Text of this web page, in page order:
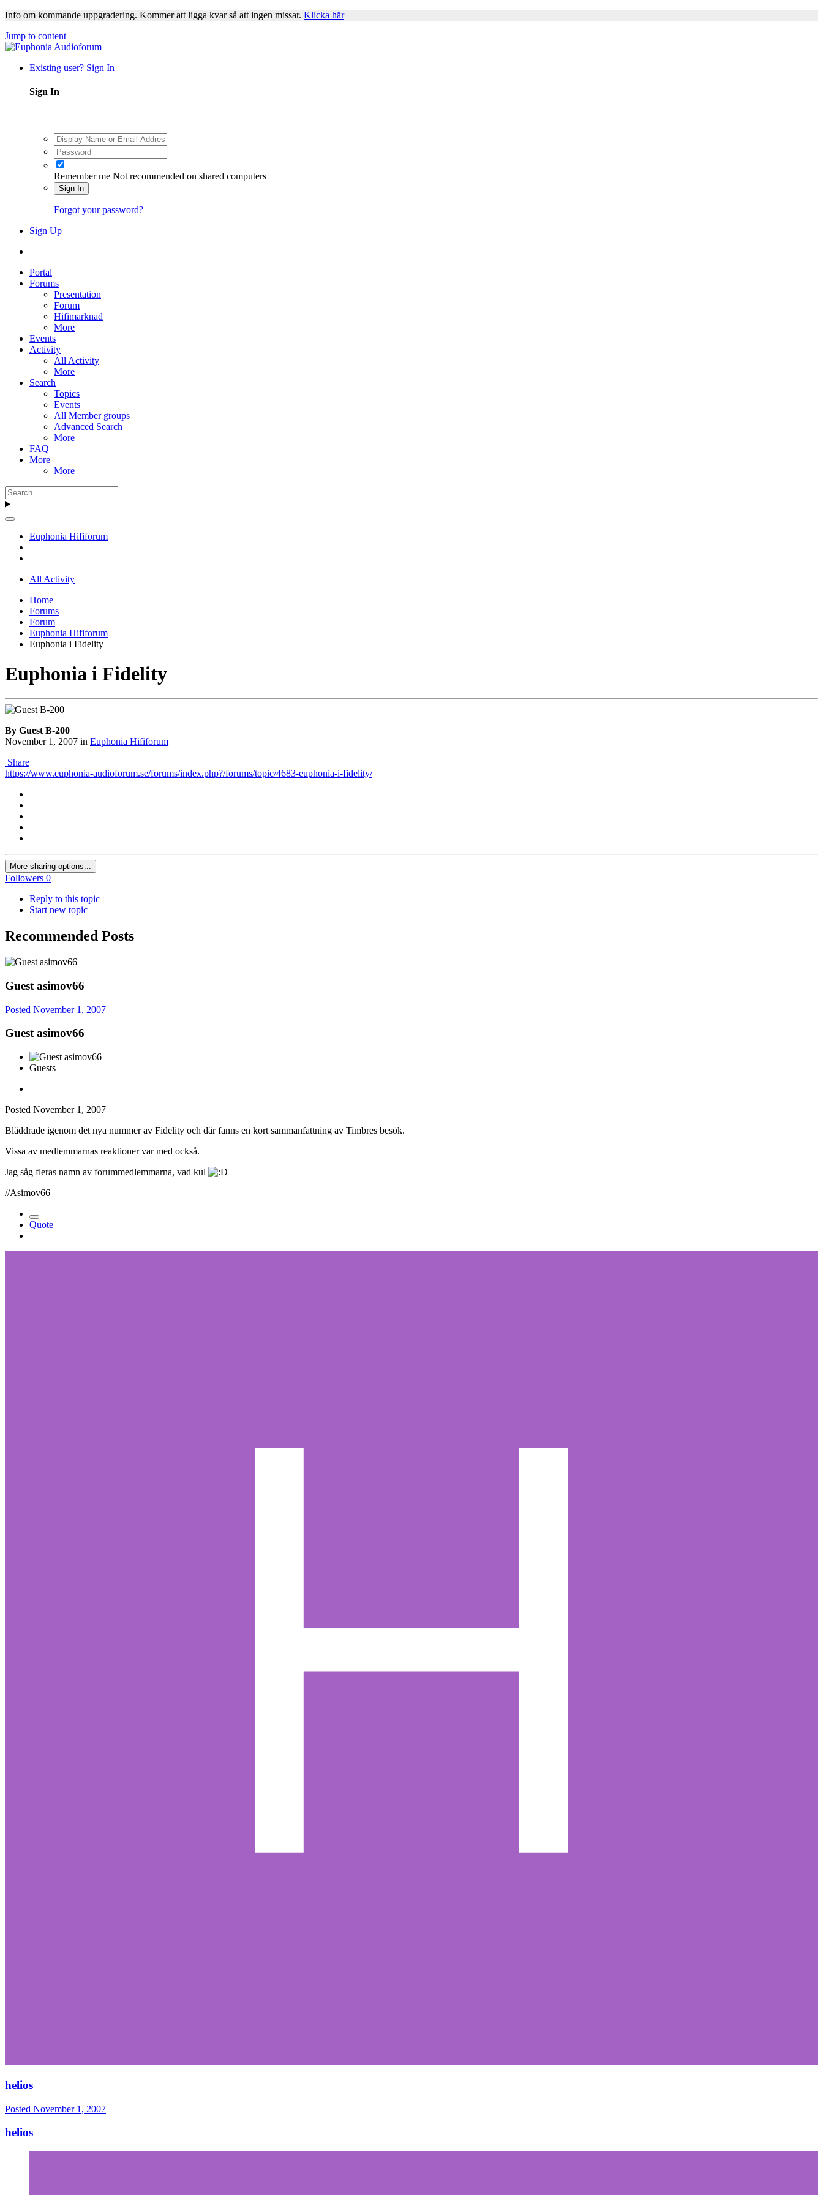
Info om kommande uppgradering. Kommer att ligga kvar så att ingen missar. Klicka här
Jump to content
Existing user? Sign In
Sign In
Remember me Not recommended on shared computers
Sign In
Forgot your password?
Sign Up
Portal
Forums
Presentation
Forum
Hifimarknad
More
Events
Activity
All Activity
More
Search
Topics
Events
All Member groups
Advanced Search
More
FAQ
More
More
Euphonia Hififorum
All Activity
Home
Forums
Forum
Euphonia Hififorum
Euphonia i Fidelity
Euphonia i Fidelity
By Guest B-200
November 1, 2007 in Euphonia Hififorum
Share
https://www.euphonia-audioforum.se/forums/index.php?/forums/topic/4683-euphonia-i-fidelity/
More sharing options...
Followers 0
Reply to this topic
Start new topic
Recommended Posts
Guest asimov66
Posted November 1, 2007
Guest asimov66
Guests
Posted November 1, 2007
Bläddrade igenom det nya nummer av Fidelity och där fanns en kort sammanfattning av Timbres besök.
Vissa av medlemmarnas reaktioner var med också.
Jag såg fleras namn av forummedlemmarna, vad kul
//Asimov66
Quote
helios
Posted November 1, 2007
helios